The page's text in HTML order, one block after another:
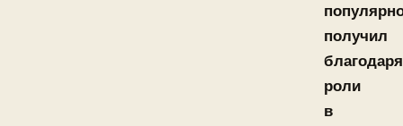
получил
благодаря
роли
в